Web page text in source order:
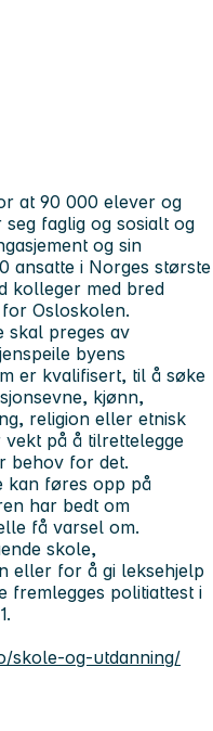
at 90 000 elever og
faglig og sosialt og
og sin
ansatte i Norges største
kolleger med bred
Osloskolen.
skal preges av
byens
er kvalifisert, til å søke
kjønn,
religion eller etnisk
på å tilrettelegge
behov for det.
kan føres opp på
har bedt om
få varsel om.
skole,
eller for å gi leksehjelp
fremlegges politiattest i
skole-og-utdanning/